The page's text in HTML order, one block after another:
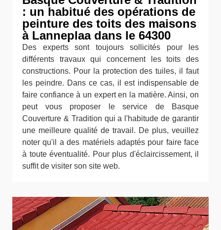
: un habitué des opérations de
peinture des toits des maisons
à Lanneplaa dans le 64300
Des experts sont toujours sollicités pour les
différents travaux qui concernent les toits des
constructions. Pour la protection des tuiles, il faut
les peindre. Dans ce cas, il est indispensable de
faire confiance à un expert en la matière. Ainsi, on
peut vous proposer le service de Basque
Couverture & Tradition qui a l'habitude de garantir
une meilleure qualité de travail. De plus, veuillez
noter qu'il a des matériels adaptés pour faire face
à toute éventualité. Pour plus d'éclaircissement, il
suffit de visiter son site web.